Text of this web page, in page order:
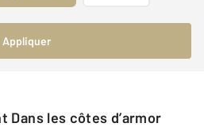
Appliquer